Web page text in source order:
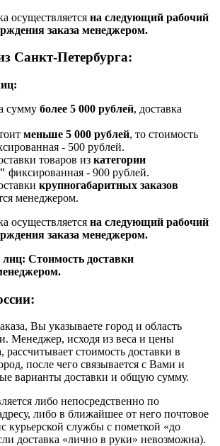
осуществляется на следующий рабочий
заказа менеджером.
Санкт-Петербурга:
сумму более 5 000 рублей, доставка
меньше 5 000 рублей, то стоимость
- 500 рублей.
товаров из категории
фиксированная - 900 рублей.
крупногабаритных заказов
менеджером.
осуществляется на следующий рабочий
заказа менеджером.
Стоимость доставки
Вы указываете город и область
Менеджер, исходя из веса и цены
рассчитывает стоимость доставки в
после чего связывается с Вами и
варианты доставки и общую сумму.
либо непосредственно по
либо в ближайшее от него почтовое
курьерской службы с пометкой «до
доставка «лично в руки» невозможна).